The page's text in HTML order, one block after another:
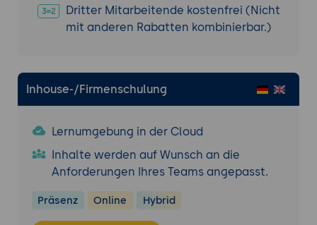
Governance mit Azure Policy: einheitliche
Compliance-Policies über alle Standorte.
Defender for Cloud: Sicherheits-
Empfehlungen über alle Workloads.
zentrale Compliance, dezentrale
Datenresidenz.
Limitations und typische Stolperfallen.
Praxis-Übung:Arc-Architektur für eine
Hybrid-Landschaft skizzieren - drei
Dritter Mitarbeitende kostenfrei (Nicht
mit anderen Rabatten kombinierbar.)
Inhouse-/Firmenschulung
Lernumgebung in der Cloud
Inhalte werden auf Wunsch an die
Anforderungen Ihres Teams angepasst.
Präsenz Online Hybrid